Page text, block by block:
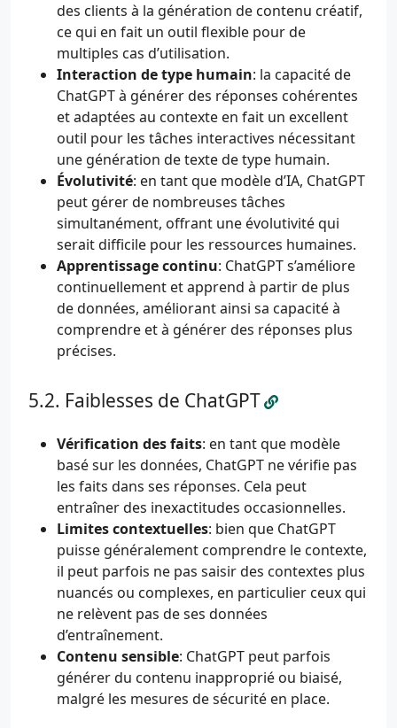
des clients à la génération de contenu créatif,
ce qui en fait un outil flexible pour de
multiples cas d’utilisation.
Interaction de type humain: la capacité de
ChatGPT à générer des réponses cohérentes
et adaptées au contexte en fait un excellent
outil pour les tâches interactives nécessitant
une génération de texte de type humain.
Évolutivité: en tant que modèle d’IA, ChatGPT
peut gérer de nombreuses tâches
simultanément, offrant une évolutivité qui
serait difficile pour les ressources humaines.
Apprentissage continu: ChatGPT s’améliore
continuellement et apprend à partir de plus
de données, améliorant ainsi sa capacité à
comprendre et à générer des réponses plus
précises.
Faiblesses de ChatGPT
Vérification des faits: en tant que modèle
basé sur les données, ChatGPT ne vérifie pas
les faits dans ses réponses. Cela peut
entraîner des inexactitudes occasionnelles.
Limites contextuelles: bien que ChatGPT
puisse généralement comprendre le contexte,
il peut parfois ne pas saisir des contextes plus
nuancés ou complexes, en particulier ceux qui
ne relèvent pas de ses données
d’entraînement.
Contenu sensible: ChatGPT peut parfois
générer du contenu inapproprié ou biaisé,
malgré les mesures de sécurité en place.